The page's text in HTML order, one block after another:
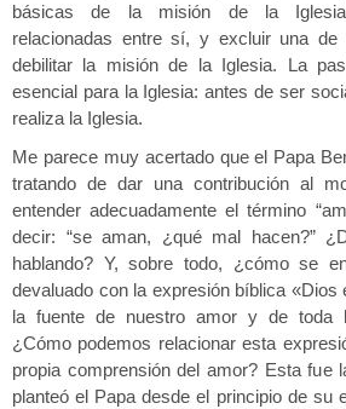
básicas de la misión de la
relacionadas entre sí, y excluir una
debilitar la misión de la Iglesia. La
esencial para la Iglesia: antes de ser
realiza la Iglesia.
Me parece muy acertado que el Papa
tratando de dar una contribución al
entender adecuadamente el término
decir: “se aman, ¿qué mal hacen?”
hablando? Y, sobre todo, ¿cómo se
devaluado con la expresión bíblica
la fuente de nuestro amor y de toda
¿Cómo podemos relacionar esta
propia comprensión del amor? Esta fue
planteó el Papa desde el principio de su